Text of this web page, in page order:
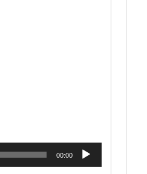
پخش‌کننده
صوت
00:00